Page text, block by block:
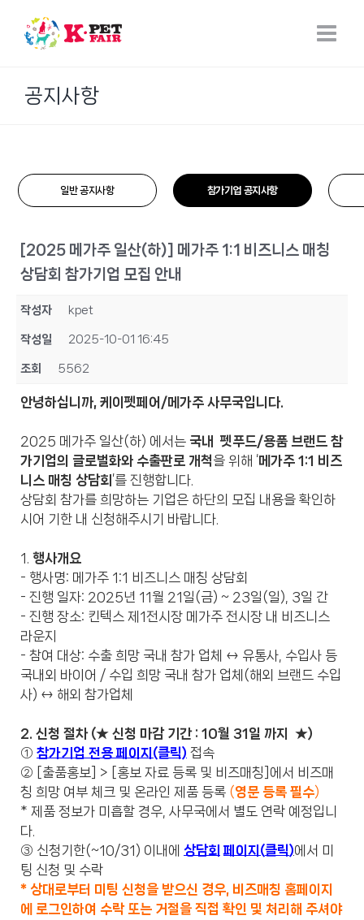
content
공지사항
일반 공지사항 참가기업 공지사항
[2025 메가주 일산(하)] 메가주 1:1 비즈니스 매칭
상담회 참가기업 모집 안내
작성자 kpet
작성일 2025-10-01 16:45
조회 5562
안녕하십니까, 케이펫페어/메가주 사무국입니다.
2025 메가주 일산(하) 에서는 국내 펫푸드/용품 브랜드 참
가기업의 글로벌화와 수출판로 개척을 위해 ‘메가주 1:1 비즈
니스 매칭 상담회 ’를 진행합니다.
상담회 참가를 희망하는 기업은 하단의 모집 내용을 확인하
시어 기한 내 신청해주시기 바랍니다.
1. 행사개요
- 행사명: 메가주 1:1 비즈니스 매칭 상담회
- 진행 일자: 2025년 11월 21일(금) ~ 23일(일), 3일 간
- 진행 장소: 킨텍스 제1전시장 메가주 전시장 내 비즈니스
라운지
- 참여 대상: 수출 희망 국내 참가 업체 ↔ 유통사, 수입사 등
국내외 바이어 / 수입 희망 국내 참가 업체(해외 브랜드 수입
사) ↔ 해외 참가업체
2. 신청 절차 (★ 신청 마감 기간 : 10월 31일 까지 ★)
① 참가기업 전용 페이지(클릭) 접속
② [출품홍보] > [홍보 자료 등록 및 비즈매칭]에서 비즈매
칭 희망 여부 체크 및 온라인 제품 등록 (영문 등록 필수)
* 제품 정보가 미흡할 경우, 사무국에서 별도 연락 예정입니
다.
③ 신청기한(~10/31) 이내에 상담회 페이지 (클릭)에서 미
팅 신청 및 수락
* 상대로부터 미팅 신청을 받으신 경우, 비즈매칭 홈페이지
에 로그인하여 수락 또는 거절을 직접 확인 및 처리해 주셔야